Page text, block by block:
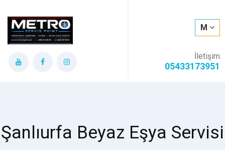
M
İletişim
05433173951
Şanlıurfa Beyaz Eşya Servisi